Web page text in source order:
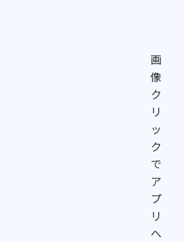
画
像
ク
リ
ッ
ク
で
ア
プ
リ
へ